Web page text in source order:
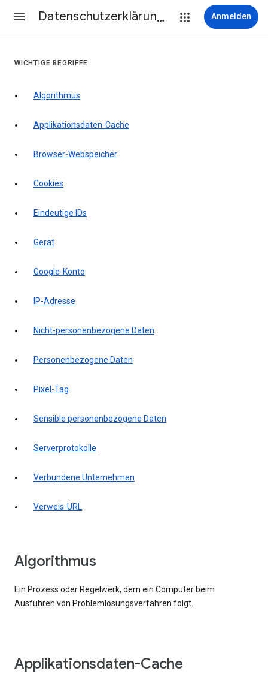
Datenschutzerklärung & Nutzungsbedingungen Anmelden
WICHTIGE BEGRIFFE
Algorithmus
Applikationsdaten-Cache
Browser-Webspeicher
Cookies
Eindeutige IDs
Gerät
Google-Konto
IP-Adresse
Nicht-personenbezogene Daten
Personenbezogene Daten
Pixel-Tag
Sensible personenbezogene Daten
Serverprotokolle
Verbundene Unternehmen
Verweis-URL
Algorithmus
Ein Prozess oder Regelwerk, dem ein Computer beim
Ausführen von Problemlösungsverfahren folgt.
Applikationsdaten-Cache